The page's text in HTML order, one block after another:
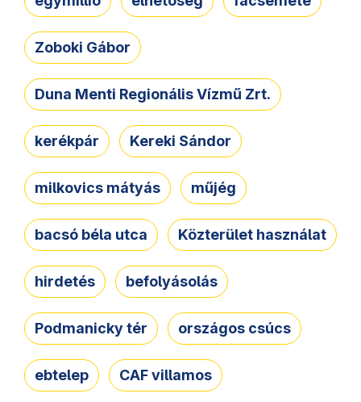
Zoboki Gábor
Duna Menti Regionális Vízmű Zrt.
kerékpár Kereki Sándor
milkovics mátyás műjég
bacsó béla utca Közterület használat
hirdetés befolyásolás
Podmanicky tér országos csúcs
ebtelep CAF villamos